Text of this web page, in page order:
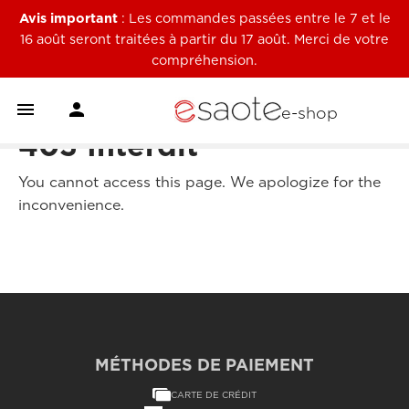
Avis important: Les commandes passées entre le 7 et le
16 août seront traitées à partir du 17 août. Merci de votre
compréhension.
  e-shop
403 Interdit
You cannot access this page. We apologize for the
inconvenience.
MÉTHODES DE PAIEMENT
CARTE DE CRÉDIT